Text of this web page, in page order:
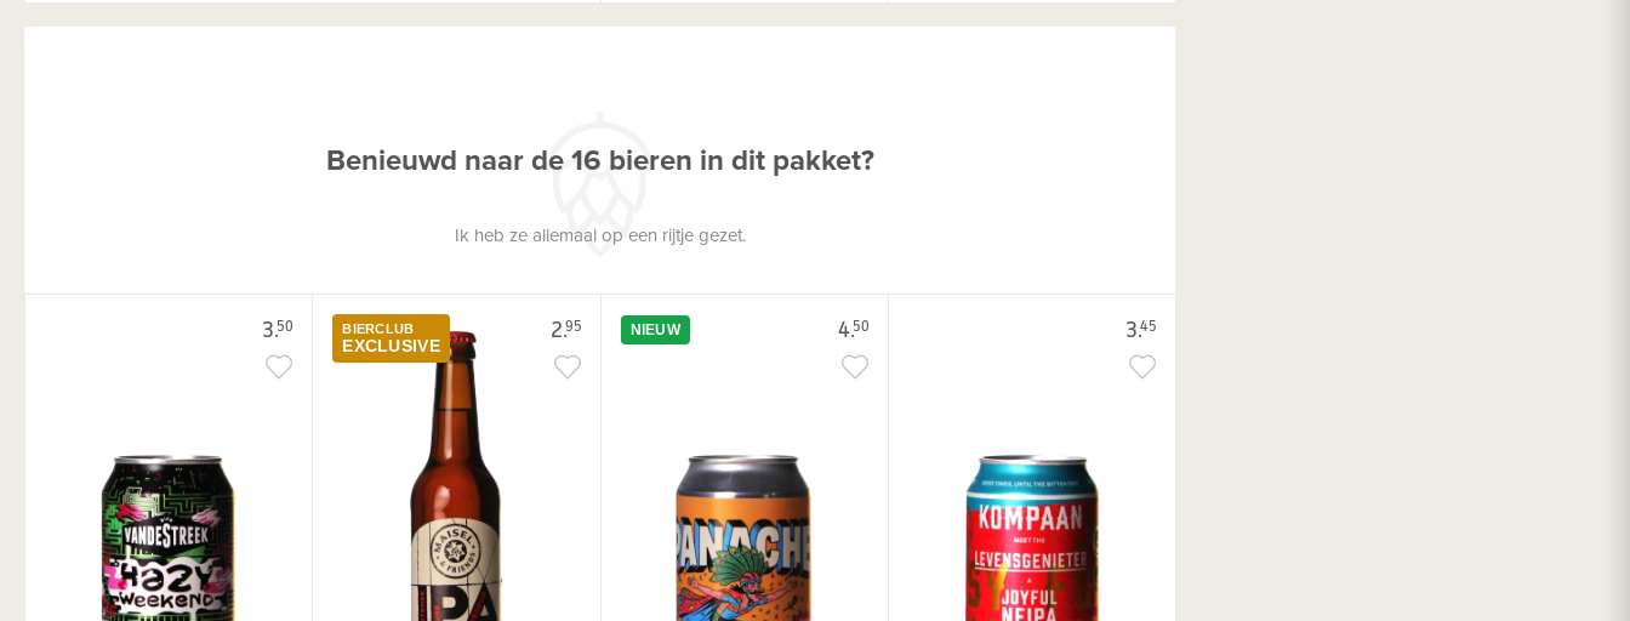
Benieuwd naar de 16 bieren in dit pakket?
Ik heb ze allemaal op een rijtje gezet.
3.50 2.95
BIERCLUB
EXCLUSIVE
4.50
NIEUW 3.45